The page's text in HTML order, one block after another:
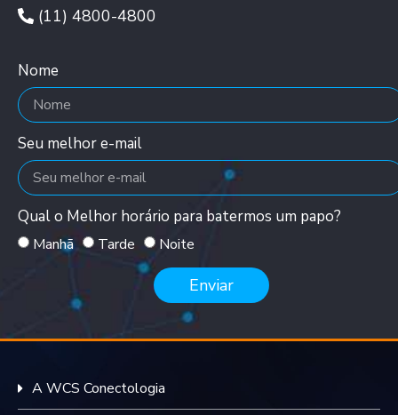
(11) 4800-4800
Nome
Seu melhor e-mail
Qual o Melhor horário para batermos um papo?
Manhã Tarde Noite
Enviar
A WCS Conectologia